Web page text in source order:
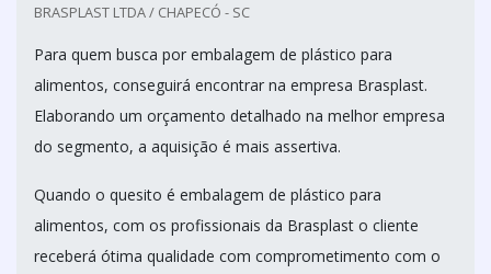
BRASPLAST LTDA / CHAPECÓ - SC
Para quem busca por embalagem de plástico para
alimentos, conseguirá encontrar na empresa Brasplast.
Elaborando um orçamento detalhado na melhor empresa
do segmento, a aquisição é mais assertiva.
Quando o quesito é embalagem de plástico para
alimentos, com os profissionais da Brasplast o cliente
receberá ótima qualidade com comprometimento com o